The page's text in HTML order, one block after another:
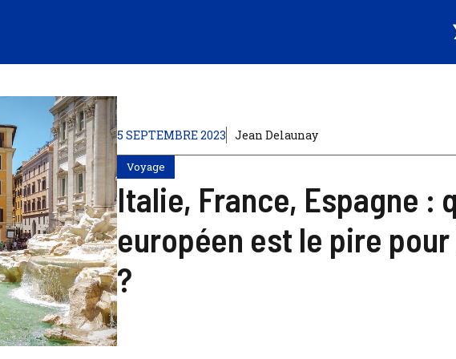
5 SEPTEMBRE 2023 Jean Delaunay
Voyage
Italie, France, Espagne :
européen est le pire
?